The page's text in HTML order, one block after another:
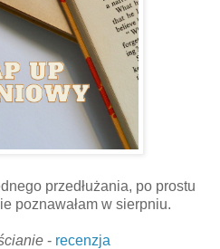
przedłużania, po prostu
poznawałam w sierpniu.
- recenzja